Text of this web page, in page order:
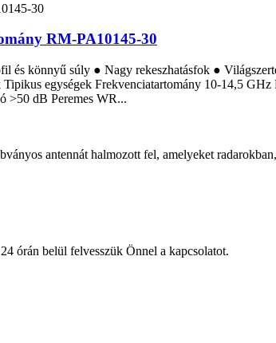
RM-PA10145-30
és könnyű súly ● Nagy rekeszhatásfok ●
egységek Frekvenciatartomány 10-14,5
>50 dB Peremes WR...
antennát halmozott fel, amelyeket
órán belül felvesszük Önnel a kapcsolatot.